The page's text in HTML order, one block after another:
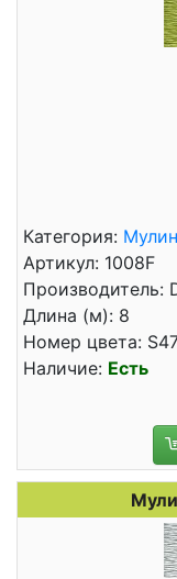
Категория:
Артикул: 1008F
Производитель:
Длина (м): 8
Номер цвета:
Наличие: Есть